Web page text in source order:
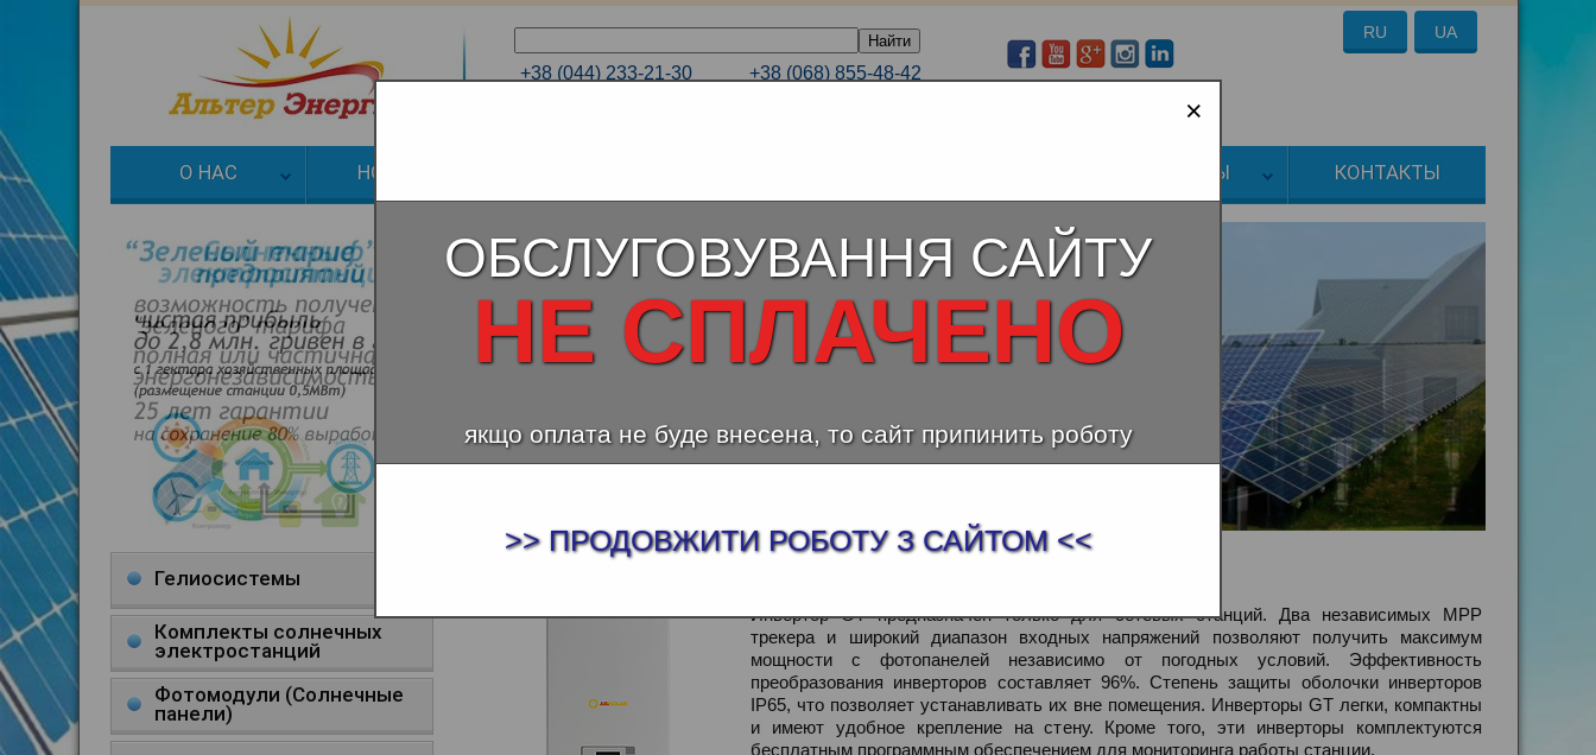
RU UA
+38 (044) 233-21-30
+38 (068) 855-48-42
О НАС НОВОСТИ ТОВАРЫ КОНТАКТЫ
Гелиосистемы
Комплекты солнечных
электростанций
Фотомодули (Солнечные
панели)
ИНВЕРТОР СЕТЕВОЙ ABI-SOLAR GT
Инвертор GT предназначен только для сетевых станций. Два независимых MPP
трекера и широкий диапазон входных напряжений позволяют получить максимум
мощности с фотопанелей независимо от погодных условий. Эффективность
преобразования инверторов составляет 96%. Степень защиты оболочки инверторов
IP65, что позволяет устанавливать их вне помещения. Инверторы GT легки, компактны
и имеют удобное крепление на стену. Кроме того, эти инверторы комплектуются
бесплатным программным обеспечением для мониторинга работы станции.
×
ОБСЛУГОВУВАННЯ САЙТУ
НЕ СПЛАЧЕНО
якщо оплата не буде внесена, то сайт припинить роботу
>> ПРОДОВЖИТИ РОБОТУ З САЙТОМ <<